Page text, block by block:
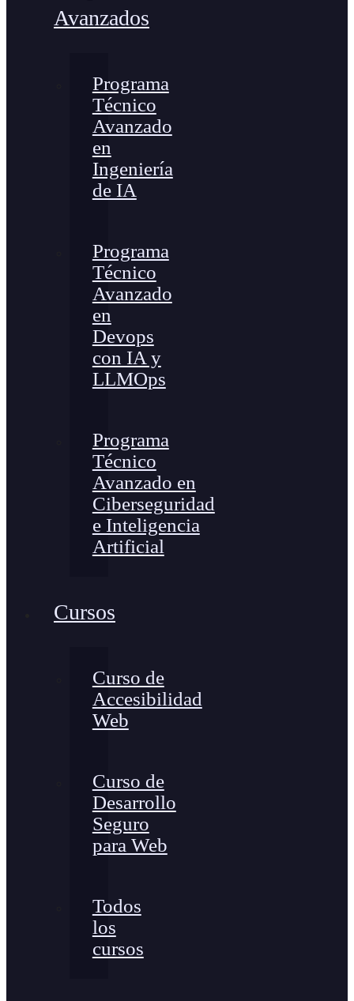
Avanzados
Programa
Técnico
Avanzado
en
Ingeniería
de IA
Programa
Técnico
Avanzado
en
Devops
con IA y
LLMOps
Programa
Técnico
Avanzado en
Ciberseguridad
e Inteligencia
Artificial
Cursos
Curso de
Accesibilidad
Web
Curso de
Desarrollo
Seguro
para Web
Todos
los
cursos